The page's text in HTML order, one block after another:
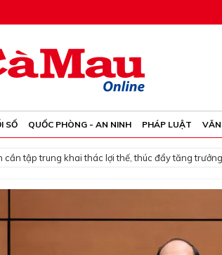
SỐ QUỐC PHÒNG - AN NINH PHÁP LUẬT
cần tập trung khai thác lợi thế, thúc đẩy tăng